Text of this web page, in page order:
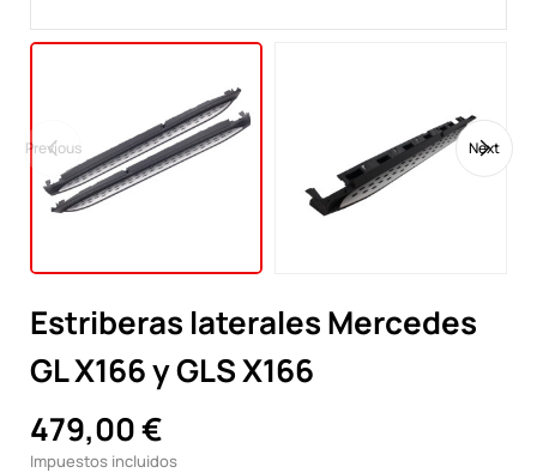
Previous Next
Estriberas laterales Mercedes
GL X166 y GLS X166
479,00 €
Impuestos incluidos